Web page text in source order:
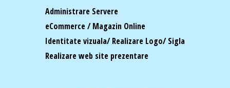
Administrare Servere
eCommerce / Magazin Online
Identitate vizuala/ Realizare Logo/ Sigla
Realizare web site prezentare